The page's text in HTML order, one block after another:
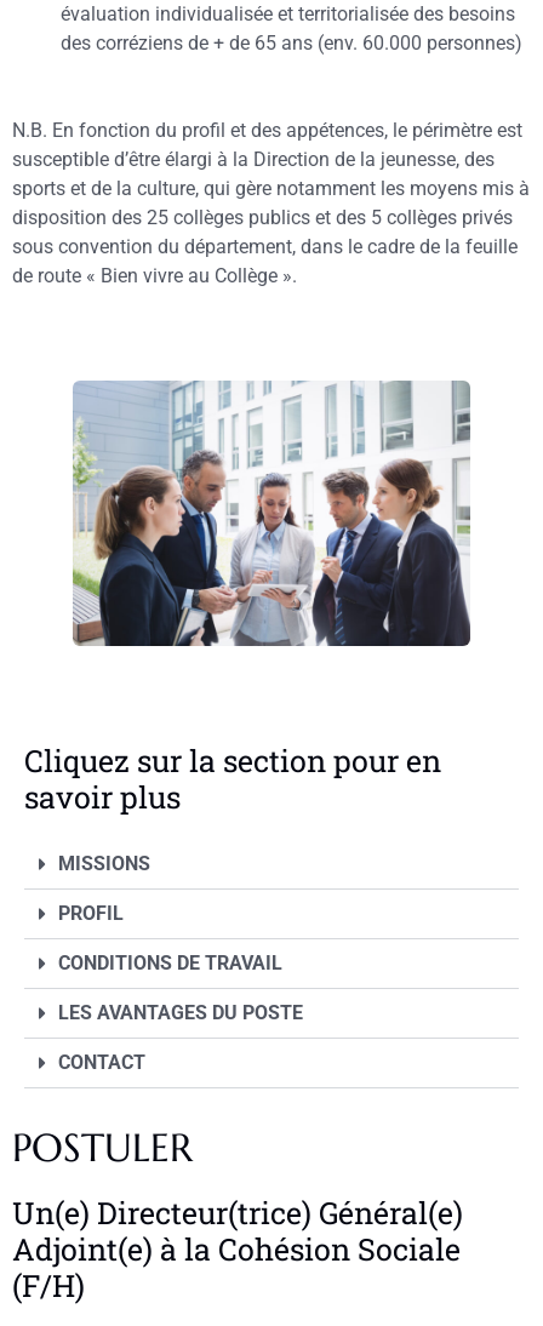
évaluation individualisée et territorialisée des besoins
des corréziens de + de 65 ans (env. 60.000 personnes)
N.B. En fonction du profil et des appétences, le périmètre est
susceptible d’être élargi à la Direction de la jeunesse, des
sports et de la culture, qui gère notamment les moyens mis à
disposition des 25 collèges publics et des 5 collèges privés
sous convention du département, dans le cadre de la feuille
de route « Bien vivre au Collège ».
Cliquez sur la section pour en
savoir plus
MISSIONS
PROFIL
CONDITIONS DE TRAVAIL
LES AVANTAGES DU POSTE
CONTACT
POSTULER
Un(e) Directeur(trice) Général(e)
Adjoint(e) à la Cohésion Sociale
(F/H)